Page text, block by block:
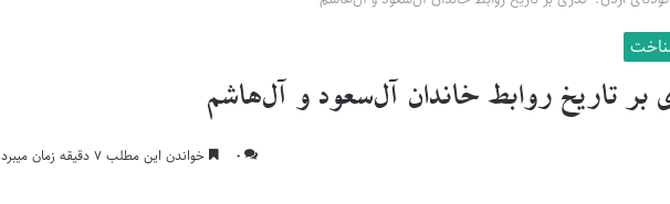
بر تاریخ روابط خاندان آل­‌سعود و آل‌­هاشم
۰ خواندن این مطلب ۷ دقیقه زمان میبرد